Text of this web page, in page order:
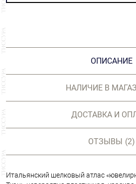
ОПИСАНИЕ
НАЛИЧИЕ В
ДОСТАВКА И
ОТЗЫВЫ (2)
Итальянский шелковый атлас